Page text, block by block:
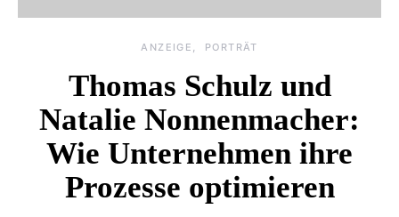
ANZEIGE PORTRÄT
Thomas Schulz und
Natalie Nonnenmacher:
Wie Unternehmen ihre
Prozesse optimieren